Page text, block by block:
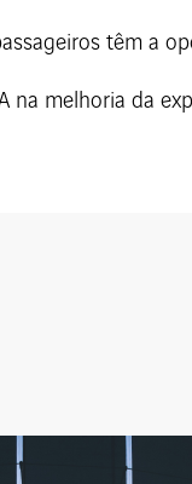
têm a
na melhoria da